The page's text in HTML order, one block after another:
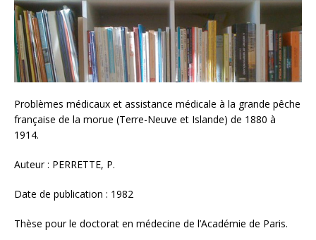
Problèmes médicaux et assistance médicale à la grande pêche
française de la morue (Terre-Neuve et Islande) de 1880 à
1914.
Auteur : PERRETTE, P.
Date de publication : 1982
Thèse pour le doctorat en médecine de l’Académie de Paris.